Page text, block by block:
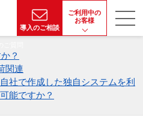
導入のご相談
ご利用中の
お客様
質問
？
関連
社で作成した独自システムを利
能ですか？